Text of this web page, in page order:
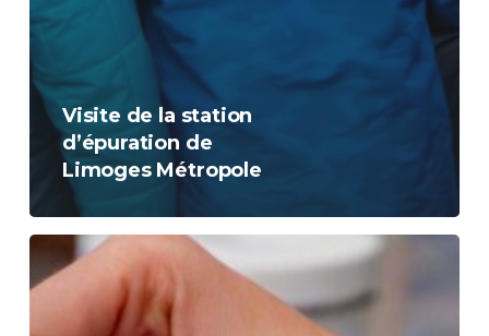
Visite de la station
d’épuration de
Limoges Métropole
Du
robinet